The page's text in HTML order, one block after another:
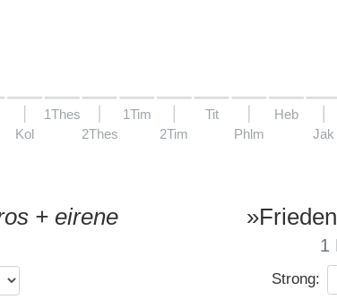
Kol
1Thes
2Thes
1Tim
2Tim
Tit
Phlm
Heb
Jak
+ eirene
1
Strong: